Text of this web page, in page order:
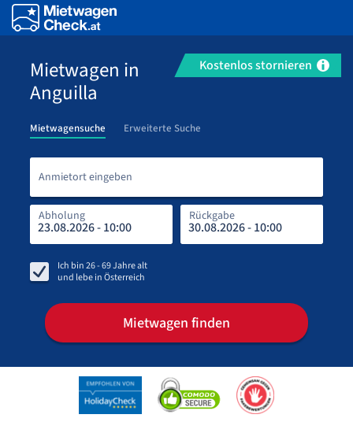
Kostenlos stornieren
Mietwagen in
Anguilla
Mietwagensuche Erweiterte Suche
Anmietort eingeben
Abholung Rückgabe
Ich bin26 - 69Jahre alt
und lebe inÖsterreich
Mietwagen finden